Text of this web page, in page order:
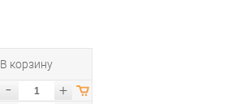
В корзину
- +